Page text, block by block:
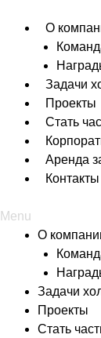
содержимому
О
Задачи
Проекты
Стать
Аренда
Контакты
Menu
О
Задачи
Проекты
Стать